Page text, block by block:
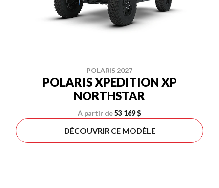
POLARIS 2027
POLARIS XPEDITION XP
NORTHSTAR
À partir de53 169 $
DÉCOUVRIR CE MODÈLE